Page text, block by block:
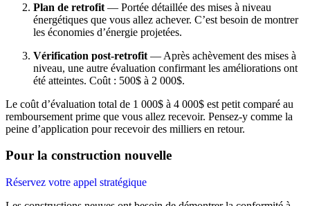
Plan de retrofit — Portée détaillée des mises à niveau
énergétiques que vous allez achever. C’est besoin de montrer
les économies d’énergie projetées.
Vérification post-retrofit — Après achèvement des mises à
niveau, une autre évaluation confirmant les améliorations ont
été atteintes. Coût : 500$ à 2 000$.
Le coût d’évaluation total de 1 000$ à 4 000$ est petit comparé au
remboursement prime que vous allez recevoir. Pensez-y comme la
peine d’application pour recevoir des milliers en retour.
Pour la construction nouvelle
Réservez votre appel stratégique